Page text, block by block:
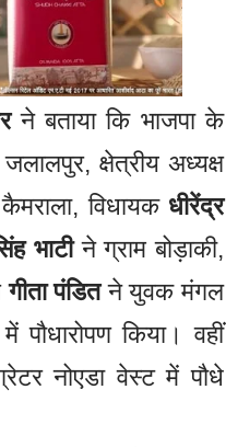
ने बताया कि भाजपा के
क्षेत्रीय अध्यक्ष
विधायक धीरेंद्र
भाटीने ग्राम बोड़ाकी,
गीता पंडितने युवक मंगल
पौधारोपण किया। वहीं
नोएडा वेस्ट में पौधे